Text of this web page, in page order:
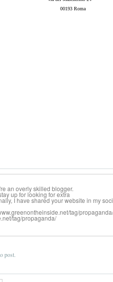
00193 Roma
an overly skilled blogger.
up for looking for extra
I have shared your website in my
tag/
tag/propaganda/
post.